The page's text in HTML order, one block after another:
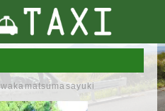
wakamatsumasayuki